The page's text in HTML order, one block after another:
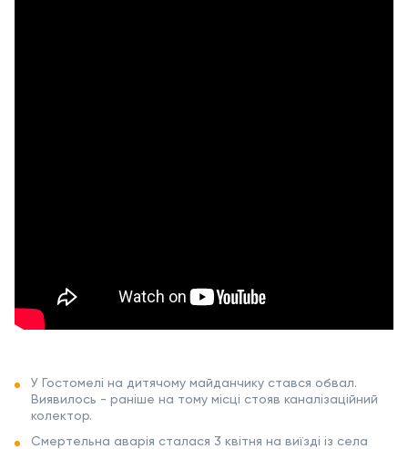
У Гостомелі на дитячому майданчику стався обвал.
Виявилось - раніше на тому місці стояв каналізаційний
колектор.
Смертельна аварія сталася 3 квітня на виїзді із села